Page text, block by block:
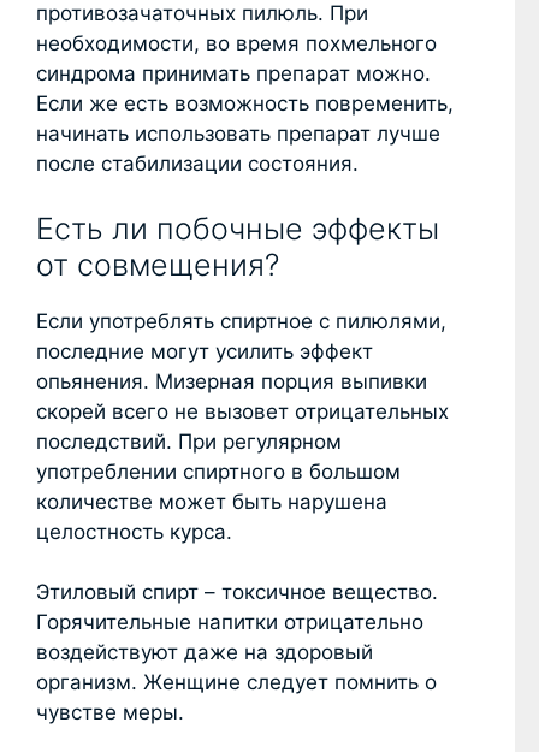
противозачаточных пилюль. При
необходимости, во время похмельного
синдрома принимать препарат можно.
Если же есть возможность повременить,
начинать использовать препарат лучше
после стабилизации состояния.
Есть ли побочные эффекты
от совмещения?
Если употреблять спиртное с пилюлями,
последние могут усилить эффект
опьянения. Мизерная порция выпивки
скорей всего не вызовет отрицательных
последствий. При регулярном
употреблении спиртного в большом
количестве может быть нарушена
целостность курса.
Этиловый спирт – токсичное вещество.
Горячительные напитки отрицательно
воздействуют даже на здоровый
организм. Женщине следует помнить о
чувстве меры.